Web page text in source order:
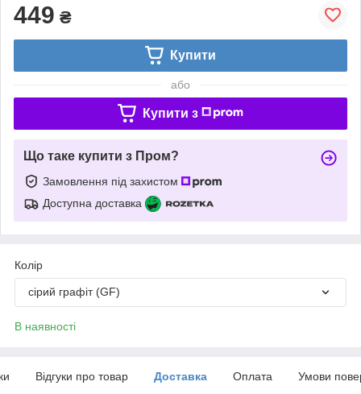
449 ₴
Купити
або
Купити з
Що таке купити з Пром?
Замовлення під захистом
Доступна доставка
Колір
сірий графіт (GF)
В наявності
Відгуки про товар Доставка Оплата Умови